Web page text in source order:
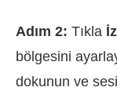
Adım 2: Tıkla
bölgesini
dokunun ve